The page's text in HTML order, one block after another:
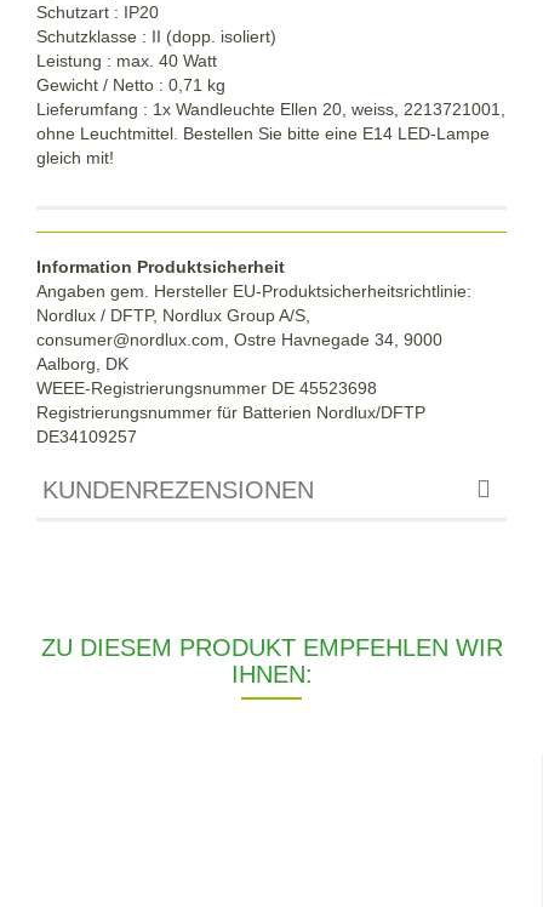
Schutzart : IP20
Schutzklasse : II (dopp. isoliert)
Leistung : max. 40 Watt
Gewicht / Netto : 0,71 kg
Lieferumfang : 1x Wandleuchte Ellen 20, weiss, 2213721001,
ohne Leuchtmittel. Bestellen Sie bitte eine E14 LED-Lampe
gleich mit!
Information Produktsicherheit
Angaben gem. Hersteller EU-Produktsicherheitsrichtlinie:
Nordlux / DFTP, Nordlux Group A/S,
consumer@nordlux.com, Ostre Havnegade 34, 9000
Aalborg, DK
WEEE-Registrierungsnummer DE 45523698
Registrierungsnummer für Batterien Nordlux/DFTP
DE34109257
KUNDENREZENSIONEN
ZU DIESEM PRODUKT EMPFEHLEN WIR
IHNEN: